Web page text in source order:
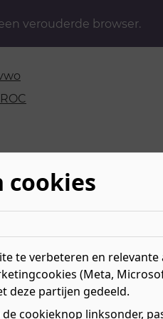
verouderde browser.
cookies
te verbeteren en
(Meta,
deze partijen gedeeld.
cookieknop linksonder,